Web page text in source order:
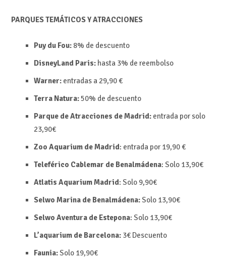
PARQUES TEMÁTICOS Y ATRACCIONES
Puy du Fou:8% de descuento
DisneyLand Paris:hasta 3% de reembolso
Warner:entradas a 29,90 €
Terra Natura:50% de descuento
Parque de Atracciones de Madrid:entrada por solo
23,90€
Zoo Aquarium de Madrid: entrada por 19,90 €
Teleférico Cablemar de Benalmádena: Solo 13,90€
Atlatis Aquarium Madrid: Solo 9,90€
Selwo Marina de Benalmádena:Solo 13,90€
Selwo Aventura de Estepona: Solo 13,90€
L’aquarium de Barcelona: 3€ Descuento
Faunia:Solo 19,90€